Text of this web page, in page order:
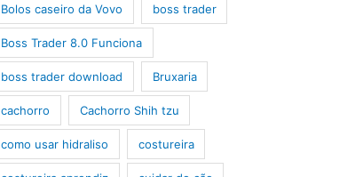
Bolos caseiro da Vovo boss trader
Boss Trader 8.0 Funciona
boss trader download Bruxaria
cachorro Cachorro Shih tzu
como usar hidraliso costureira